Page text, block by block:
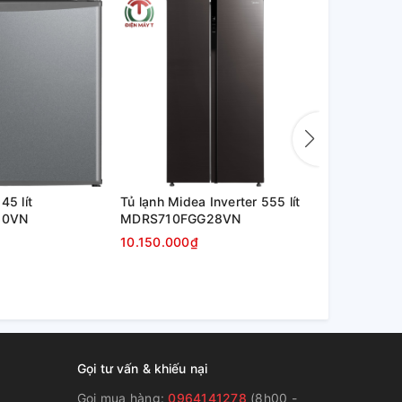
45 lít
Tủ lạnh Midea Inverter 555 lít
MDRS710FGG28VN
10.150.000₫
Gọi tư vấn & khiếu nại
Gọi mua hàng:0964141278 (8h00 -